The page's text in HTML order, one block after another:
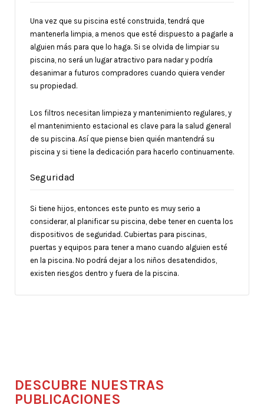
Una vez que su piscina esté construida, tendrá que
mantenerla limpia, a menos que esté dispuesto a pagarle a
alguien más para que lo haga. Si se olvida de limpiar su
piscina, no será un lugar atractivo para nadar y podría
desanimar a futuros compradores cuando quiera vender
su propiedad.
Los filtros necesitan limpieza y mantenimiento regulares, y
el mantenimiento estacional es clave para la salud general
de su piscina. Así que piense bien quién mantendrá su
piscina y si tiene la dedicación para hacerlo continuamente.
Seguridad
Si tiene hijos, entonces este punto es muy serio a
considerar, al planificar su piscina, debe tener en cuenta los
dispositivos de seguridad. Cubiertas para piscinas,
puertas y equipos para tener a mano cuando alguien esté
en la piscina. No podrá dejar a los niños desatendidos,
existen riesgos dentro y fuera de la piscina.
DESCUBRE NUESTRAS
PUBLICACIONES